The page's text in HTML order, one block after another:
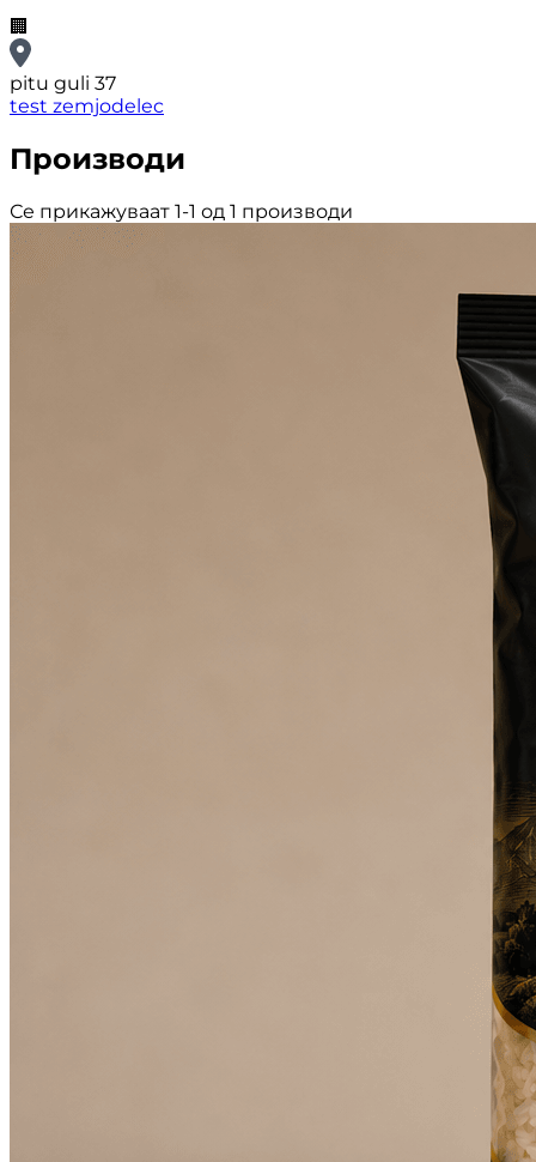
🏢
pitu guli 37
test zemjodelec
Производи
Се прикажуваат 1-1 од 1 производи